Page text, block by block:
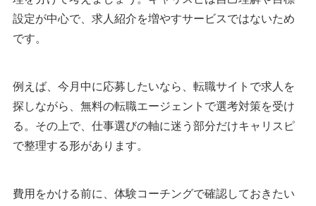
設定が中心で、求人紹介を増やすサービスではないため
です。
例えば、今月中に応募したいなら、転職サイトで求人を
探しながら、無料の転職エージェントで選考対策を受け
る。その上で、仕事選びの軸に迷う部分だけキャリスピ
で整理する形があります。
費用をかける前に、体験コーチングで確認しておきたい